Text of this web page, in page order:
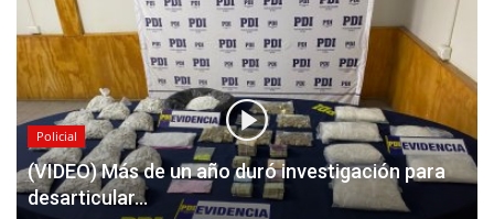
Policial
(VIDEO) Más de un año duró investigación para
desarticular...